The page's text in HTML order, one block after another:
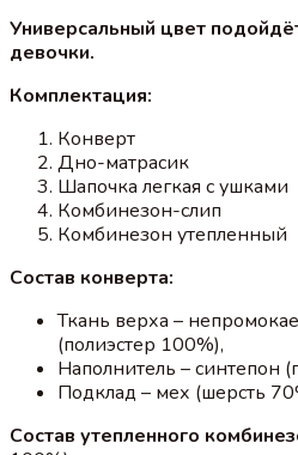
Универсальный цвет
девочки.
Комплектация:
Конверт
Дно-матрасик
Шапочка легкая с ушками
Комбинезон-слип
Комбинезон утепленный
Состав конверта:
Ткань верха –
(полиэстер 100%),
Наполнитель – синтепон
Подклад – мех (шерсть
Состав утепленного